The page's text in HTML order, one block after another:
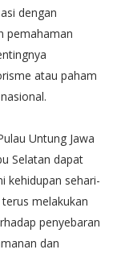
dengan
pemahaman
atau paham
Untung Jawa
Selatan dapat
kehidupan sehari-
melakukan
penyebaran
dan